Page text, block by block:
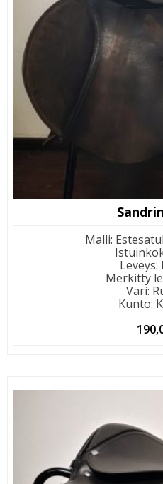
Malli:
Leveys:
Merkitty
Väri:
Kunto: